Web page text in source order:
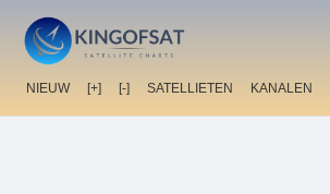
NIEUW [+] [-] SATELLIETEN KANALEN